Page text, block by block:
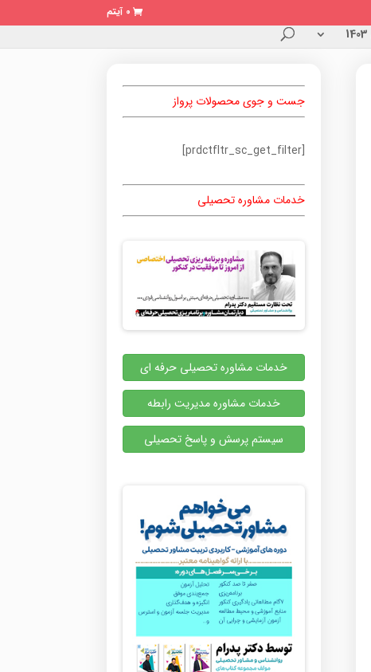
0 آیتم
جست و جوی محصولات پرواز
[prdctfltr_sc_get_filter]
خدمات مشاوره تحصیلی
خدمات مشاوره تحصیلی حرفه ای
خدمات مشاوره مدیریت رابطه
سیستم پرسش و پاسخ تحصیلی